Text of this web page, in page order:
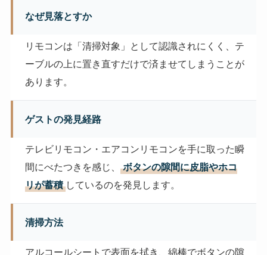
なぜ見落とすか
リモコンは「清掃対象」として認識されにくく、テ
ーブルの上に置き直すだけで済ませてしまうことが
あります。
ゲストの発見経路
テレビリモコン・エアコンリモコンを手に取った瞬
間にべたつきを感じ、
ボタンの隙間に皮脂やホコ
リが蓄積 しているのを発見します。
清掃方法
アルコールシートで表面を拭き、綿棒でボタンの隙